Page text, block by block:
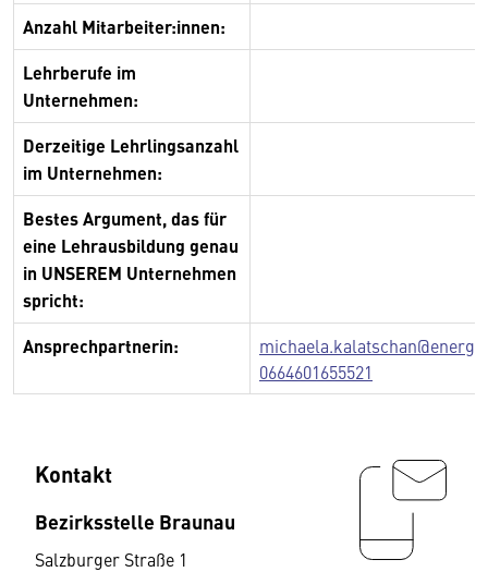
Anzahl Mitarbeiter:innen:
Lehrberufe im
Unternehmen:
Derzeitige Lehrlingsanzahl
im Unternehmen:
Bestes Argument, das für
eine Lehrausbildung genau
in UNSEREM Unternehmen
spricht:
Ansprechpartnerin:
0664601655521
Kontakt
Bezirksstelle Braunau
Salzburger Straße 1